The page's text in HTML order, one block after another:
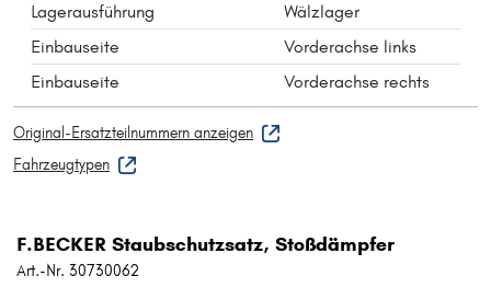
Lagerausführung
Wälzlager
Einbauseite
Vorderachse links
Einbauseite
Vorderachse rechts
Original-Ersatzteilnummern anzeigen
Fahrzeugtypen
F.BECKER Staubschutzsatz, Stoßdämpfer
Art.-Nr. 30730062